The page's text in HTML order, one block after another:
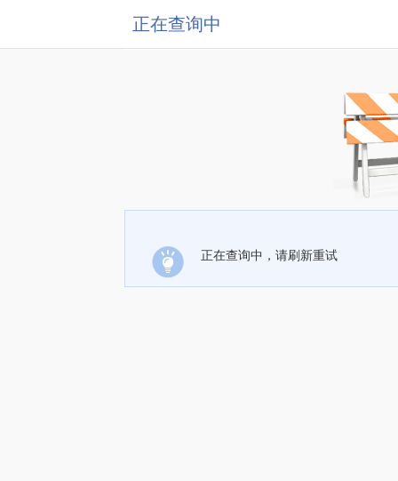
正在查询中
正在查询中，请刷新重试